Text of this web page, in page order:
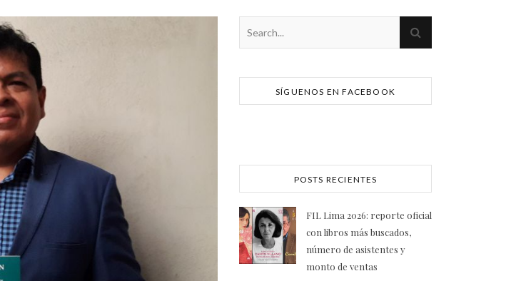
SÍGUENOS EN FACEBOOK
POSTS RECIENTES
FIL Lima 2026: reporte oficial
con libros más buscados,
número de asistentes y
monto de ventas